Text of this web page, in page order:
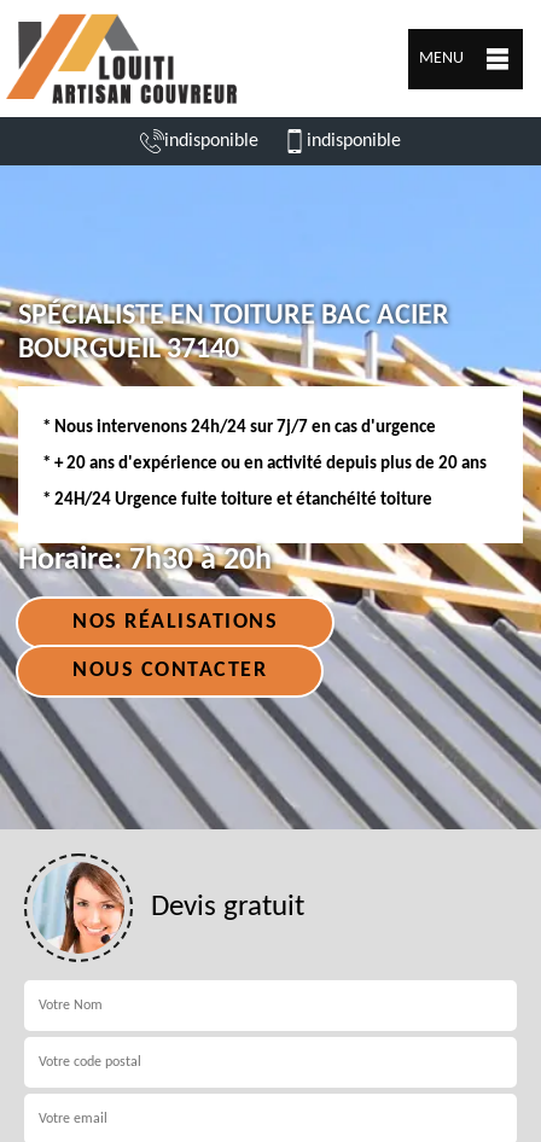
MENU
indisponible indisponible
SPÉCIALISTE EN TOITURE BAC ACIER
BOURGUEIL 37140
* Nous intervenons 24h/24 sur 7j/7 en cas d'urgence
* + 20 ans d'expérience ou en activité depuis plus de 20 ans
* 24H/24 Urgence fuite toiture et étanchéité toiture
Horaire:7h30 à 20h
NOS RÉALISATIONS
NOUS CONTACTER
Devis gratuit